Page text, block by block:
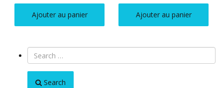
Ajouter au panier Ajouter au panier
Search